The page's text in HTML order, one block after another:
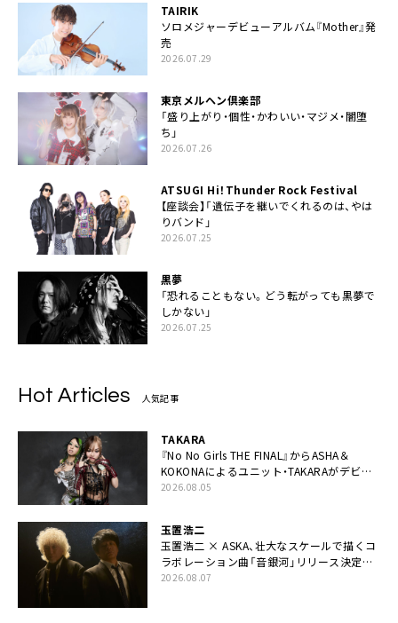
TAIRIK
ソロメジャーデビューアルバム『Mother』発
売
2026.07.29
東京メルヘン倶楽部
「盛り上がり・個性・かわいい・マジメ・闇堕
ち」
2026.07.26
ATSUGI Hi！Thunder Rock Festival
【座談会】「遺伝子を継いでくれるのは、やは
りバンド」
2026.07.25
黒夢
「恐れることもない。どう転がっても黒夢で
しかない」
2026.07.25
Hot Articles 人気記事
TAKARA
『No No Girls THE FINAL』からASHA＆
KOKONAによるユニット・TAKARAがデビュ
ー
2026.08.05
玉置浩二
玉置浩二 × ASKA、壮大なスケールで描くコ
ラボレーション曲「音銀河」リリース決定。
カップリングには新曲「命の宿り」収録も
2026.08.07